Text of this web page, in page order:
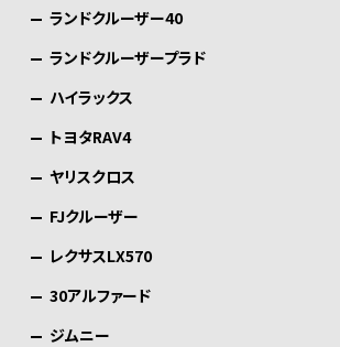
ランドクルーザー40
ランドクルーザープラド
ハイラックス
トヨタRAV4
ヤリスクロス
FJクルーザー
レクサスLX570
30アルファード
ジムニー